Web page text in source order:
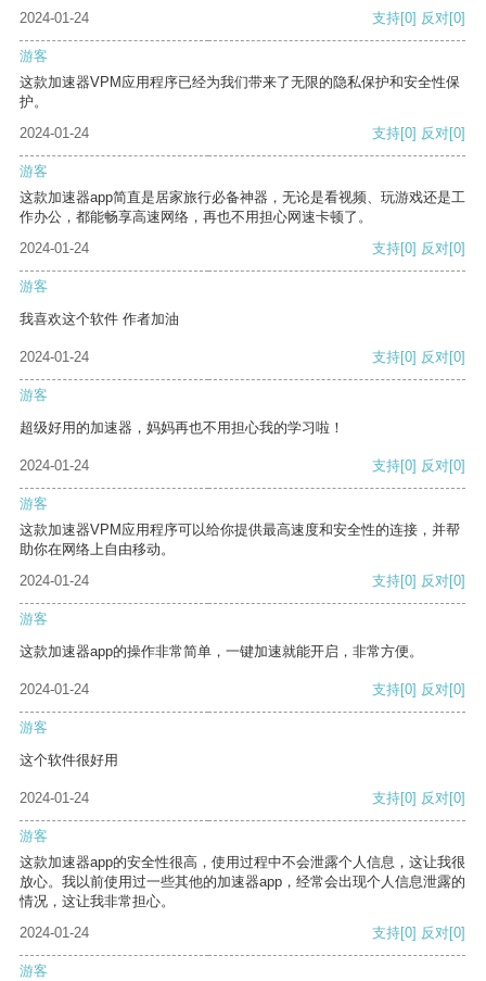
2024-01-24 支持[0] 反对[0]
游客
这款加速器VPM应用程序已经为我们带来了无限的隐私保护和安全性保
护。
2024-01-24
支持[0] 反对[0]
游客
这款加速器app简直是居家旅行必备神器，无论是看视频、玩游戏还是工
作办公，都能畅享高速网络，再也不用担心网速卡顿了。
2024-01-24
支持[0] 反对[0]
游客
我喜欢这个软件 作者加油
2024-01-24 支持[0] 反对[0]
游客
超级好用的加速器，妈妈再也不用担心我的学习啦！
2024-01-24 支持[0] 反对[0]
游客
这款加速器VPM应用程序可以给你提供最高速度和安全性的连接，并帮
助你在网络上自由移动。
2024-01-24
支持[0] 反对[0]
游客
这款加速器app的操作非常简单，一键加速就能开启，非常方便。
2024-01-24 支持[0] 反对[0]
游客
这个软件很好用
2024-01-24 支持[0] 反对[0]
游客
这款加速器app的安全性很高，使用过程中不会泄露个人信息，这让我很
放心。我以前使用过一些其他的加速器app，经常会出现个人信息泄露的
情况，这让我非常担心。
2024-01-24
支持[0] 反对[0]
游客